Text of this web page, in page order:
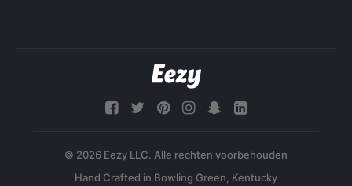
© 2026 Eezy LLC. Alle rechten voorbehouden